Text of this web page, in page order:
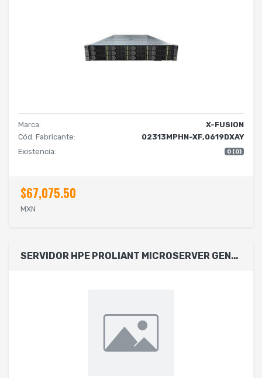
Marca:
X-FUSION
Cód. Fabricante:
02313MPHN-XF,0619DXAY
Existencia:
0 (0)
$67,075.50
MXN
SERVIDOR HPE PROLIANT MICROSERVER GEN11 6325P 3.5GHZ 4C 1P 1X16GB-U 4LFF-NHP 2X1TB HDD 1X180W PS LA SERVER